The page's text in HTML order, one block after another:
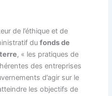
de l’éthique et de
dufonds de
, « les pratiques de
des entreprises
d’agir sur le
les objectifs de